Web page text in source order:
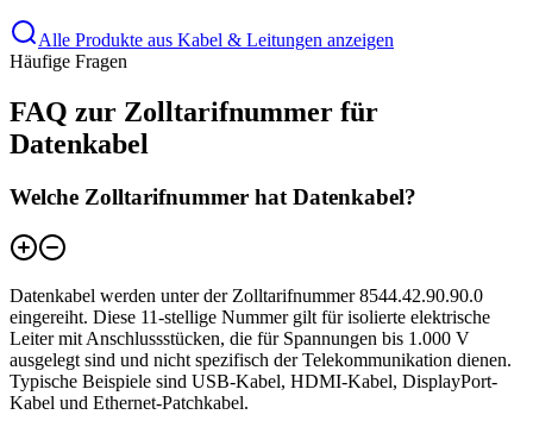
Alle Produkte aus Kabel & Leitungen anzeigen
Häufige Fragen
FAQ zur Zolltarifnummer für
Datenkabel
Welche Zolltarifnummer hat Datenkabel?
Datenkabel werden unter der Zolltarifnummer 8544.42.90.90.0
eingereiht. Diese 11-stellige Nummer gilt für isolierte elektrische
Leiter mit Anschlussstücken, die für Spannungen bis 1.000 V
ausgelegt sind und nicht spezifisch der Telekommunikation dienen.
Typische Beispiele sind USB-Kabel, HDMI-Kabel, DisplayPort-
Kabel und Ethernet-Patchkabel.